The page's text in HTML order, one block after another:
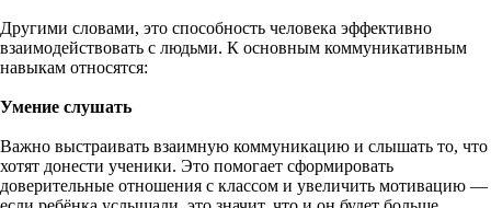
Другими словами, это способность человека эффективно
взаимодействовать с людьми. К основным коммуникативным
навыкам относятся:
Умение слушать
Важно выстраивать взаимную коммуникацию и слышать то, что
хотят донести ученики. Это помогает сформировать
доверительные отношения с классом и увеличить мотивацию —